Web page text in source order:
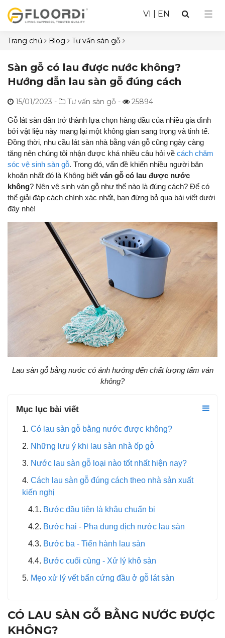
VI EN
Trang chủ Blog Tư vấn sàn gỗ
Sàn gỗ có lau được nước không?
Hướng dẫn lau sàn gỗ đúng cách
15/01/2023 - Tư vấn sàn gỗ - 25894
Gỗ lát sàn dần trở thành lựa chọn hàng đầu của nhiều gia đình
bởi vật liệu này mang lại một không gian sang trọng và tinh tế.
Đồng thời, nhu cầu lát sàn nhà bằng ván gỗ cũng ngày càng
tăng nên chúng tôi nhận được khá nhiều câu hỏi về cách chăm
sóc vệ sinh sàn gỗ. Trong đó, vấn đề khiến nhiều người băn
khoăn nhất đó là Không biết ván gỗ có lau được nước
không? Nên vệ sinh ván gỗ như thế nào là đúng cách? Để có
thể giải đáp cách chính xác nhất, bạn đừng bỏ qua bài viết dưới
đây nhé!
Lau sàn gỗ bằng nước có ảnh hưởng đến chất lượng tấm ván
không?
Mục lục bài viết
Có lau sàn gỗ bằng nước được không?
Những lưu ý khi lau sàn nhà ốp gỗ
Nước lau sàn gỗ loại nào tốt nhất hiện nay?
Cách lau sàn gỗ đúng cách theo nhà sản xuất
kiến nghị
Bước đầu tiên là khâu chuẩn bị
Bước hai - Pha dung dịch nước lau sàn
Bước ba - Tiến hành lau sàn
Bước cuối cùng - Xử lý khô sàn
Mẹo xử lý vết bẩn cứng đầu ở gỗ lát sàn
CÓ LAU SÀN GỖ BẰNG NƯỚC ĐƯỢC
KHÔNG?